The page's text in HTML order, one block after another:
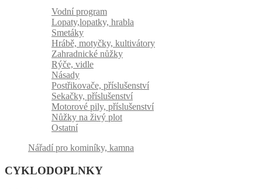
Vodní program
Lopaty,lopatky, hrabla
Smetáky
Hrábě, motyčky, kultivátory
Zahradnické nůžky
Rýče, vidle
Násady
Postřikovače, příslušenství
Sekačky, příslušenství
Motorové pily, příslušenství
Nůžky na živý plot
Ostatní
Nářadí pro kominíky, kamna
CYKLODOPLNKY